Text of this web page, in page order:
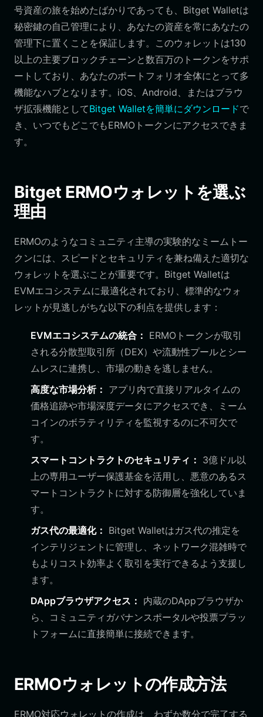
号資産の旅を始めたばかりであっても、Bitget Walletは
秘密鍵の自己管理により、あなたの資産を常にあなたの
管理下に置くことを保証します。このウォレットは130
以上の主要ブロックチェーンと数百万のトークンをサポ
ートしており、あなたのポートフォリオ全体にとって多
機能なハブとなります。iOS、Android、またはブラウ
ザ拡張機能としてBitget Walletを簡単にダウンロードで
き、いつでもどこでもERMOトークンにアクセスできま
す。
Bitget ERMOウォレットを選ぶ
理由
ERMOのようなコミュニティ主導の実験的なミームトー
クンには、スピードとセキュリティを兼ね備えた適切な
ウォレットを選ぶことが重要です。Bitget Walletは
EVMエコシステムに最適化されており、標準的なウォ
レットが見逃しがちな以下の利点を提供します：
EVMエコシステムの統合： ERMOトークンが取引
される分散型取引所（DEX）や流動性プールとシー
ムレスに連携し、市場の動きを逃しません。
高度な市場分析： アプリ内で直接リアルタイムの
価格追跡や市場深度データにアクセスでき、ミーム
コインのボラティリティを監視するのに不可欠で
す。
スマートコントラクトのセキュリティ： 3億ドル以
上の専用ユーザー保護基金を活用し、悪意のあるス
マートコントラクトに対する防御層を強化していま
す。
ガス代の最適化： Bitget Walletはガス代の推定を
インテリジェントに管理し、ネットワーク混雑時で
もよりコスト効率よく取引を実行できるよう支援し
ます。
DAppブラウザアクセス： 内蔵のDAppブラウザか
ら、コミュニティガバナンスポータルや投票プラッ
トフォームに直接簡単に接続できます。
ERMOウォレットの作成方法
ERMO対応ウォレットの作成は、わずか数分で完了する